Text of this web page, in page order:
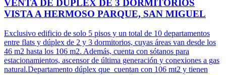
VENTA DE DÚPLEX DE 3 DORMITORIOS
VISTA A HERMOSO PARQUE, SAN MIGUEL
Exclusivo edificio de solo 5 pisos y un total de 10 departamentos
entre flats y dúplex de 2 y 3 dormitorios, cuyas áreas van desde los
46 m2 hasta los 106 m2. Además, cuenta con sótanos para
estacionamientos, ascensor de última generación y conexiones a gas
natural.Departamento dúplex que cuentan con 106 mt2 y tienen